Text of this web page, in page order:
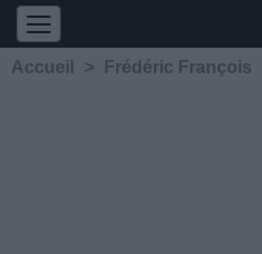
Accueil > Frédéric François